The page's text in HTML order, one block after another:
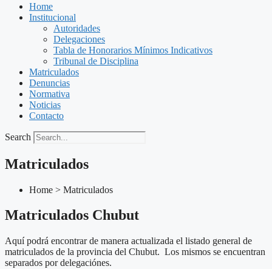
Home
Institucional
Autoridades
Delegaciones
Tabla de Honorarios Mínimos Indicativos
Tribunal de Disciplina
Matriculados
Denuncias
Normativa
Noticias
Contacto
Search
Matriculados
Home > Matriculados
Matriculados Chubut
Aquí podrá encontrar de manera actualizada el listado general de
matriculados de la provincia del Chubut. Los mismos se encuentran
separados por delegaciónes.